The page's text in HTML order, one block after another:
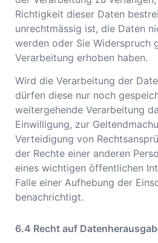
Richtigkeit dieser Daten
unrechtmässig ist, die Daten
werden oder Sie Widerspruch
Verarbeitung erhoben haben.
Wird die Verarbeitung der
dürfen diese nur noch
weitergehende Verarbeitung
Einwilligung, zur
Verteidigung von
der Rechte einer anderen
eines wichtigen öffentlichen
Falle einer Aufhebung der
benachrichtigt.
Recht auf